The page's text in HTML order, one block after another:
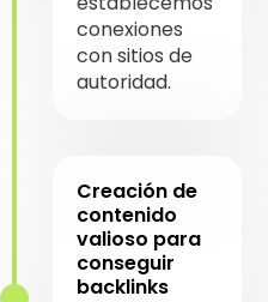
conexiones
con sitios de
autoridad.
Creación de
contenido
valioso para
conseguir
backlinks